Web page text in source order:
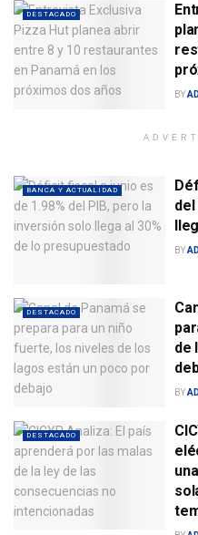
DESTACADO
BY
BANCA Y ACTUALIDAD
del
BY
DESTACADO
de
BY
DESTACADO